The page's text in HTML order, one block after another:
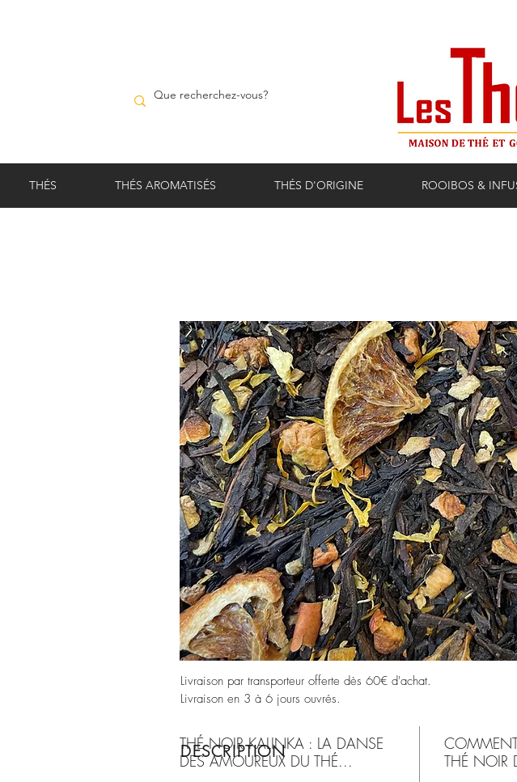
THÉS THÉS AROMATISÉS THÉS D'ORIGINE ROOIBOS &
THÉ NOIR KALINKA : LA DANSE
DES AMOUREUX DU THÉ...
COMMENT
THÉ NOIR
DESCRIPTION
Livraison par transporteur offerte dès 60€ d'achat.
Livraison en 3 à 6 jours ouvrés.